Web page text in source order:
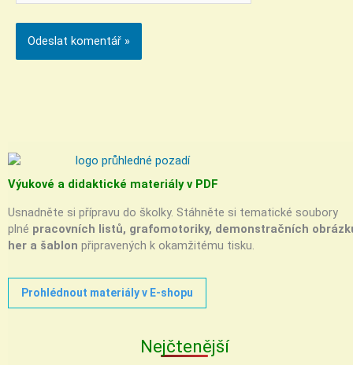
Výukové a didaktické materiály v PDF
Usnadněte si přípravu do školky. Stáhněte si tematické soubory
plné pracovních listů, grafomotoriky, demonstračních
her a šablon připravených k okamžitému tisku.
Prohlédnout materiály v E-shopu
Nejčtenější